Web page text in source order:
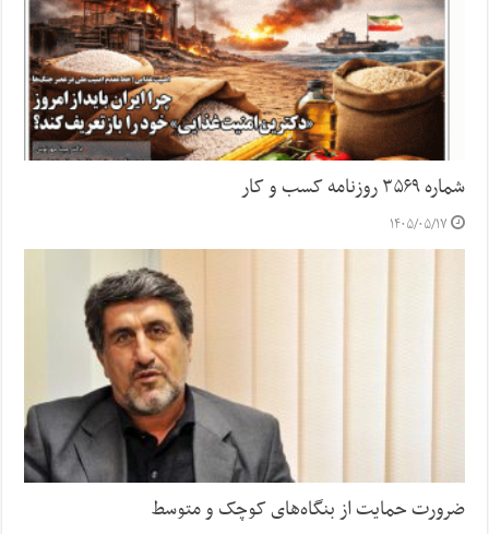
شماره ۳۵۶۹ روزنامه کسب و کار
۱۴۰۵/۰۵/۱۷
ضرورت حمایت از بنگاه‌های کوچک و متوسط